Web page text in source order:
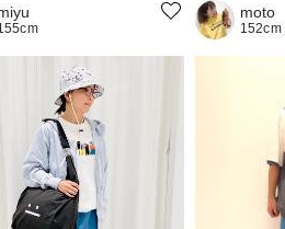
moto
152cm